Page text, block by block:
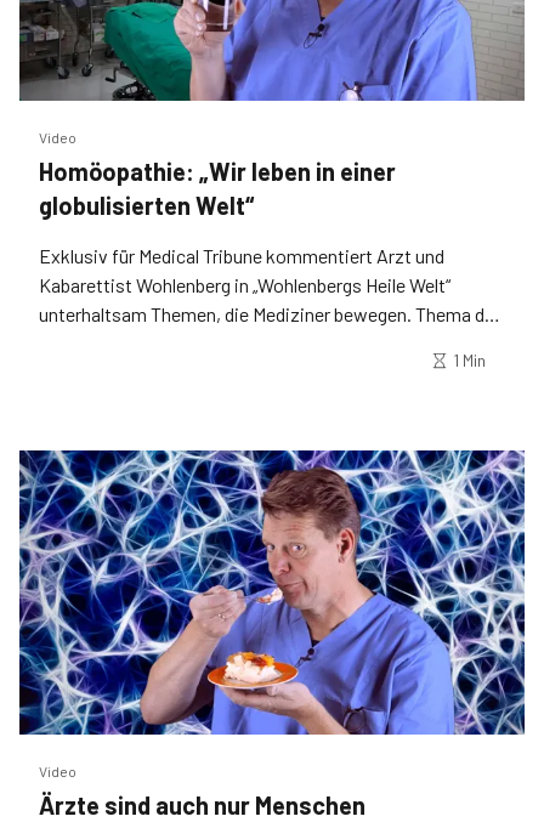
Video
Homöopathie: „Wir leben in einer
globulisierten Welt“
Exklusiv für Medical Tribune kommentiert Arzt und
Kabarettist Wohlenberg in „Wohlenbergs Heile Welt“
unterhaltsam Themen, die Mediziner bewegen. Thema der
1 Min
Video
Ärzte sind auch nur Menschen